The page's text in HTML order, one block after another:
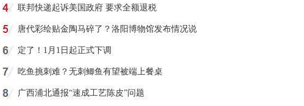
联邦快递起诉美国政府 要求全额退税
唐代彩绘贴金陶马碎了？洛阳博物馆发布情况说
明
定了！1月1日起正式下调
吃鱼挑刺难？无刺鲫鱼有望被端上餐桌
广西浦北通报“速成工艺陈皮”问题